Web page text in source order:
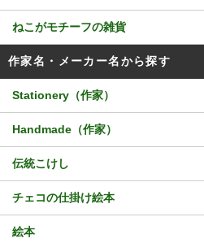
ねこがモチーフの雑貨
作家名・メーカー名から探す
Stationery（作家）
Handmade（作家）
伝統こけし
チェコの仕掛け絵本
絵本